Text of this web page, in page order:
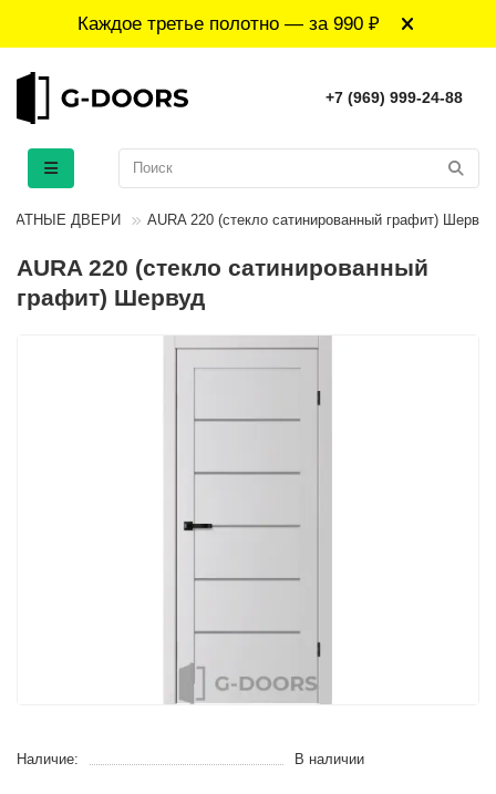
Каждое третье полотно — за 990 ₽
+7 (969) 999-24-88
ДВЕРИ AURA 220 (стекло сатинированный графит) Шервуд
AURA 220 (стекло сатинированный
графит) Шервуд
Наличие: В наличии